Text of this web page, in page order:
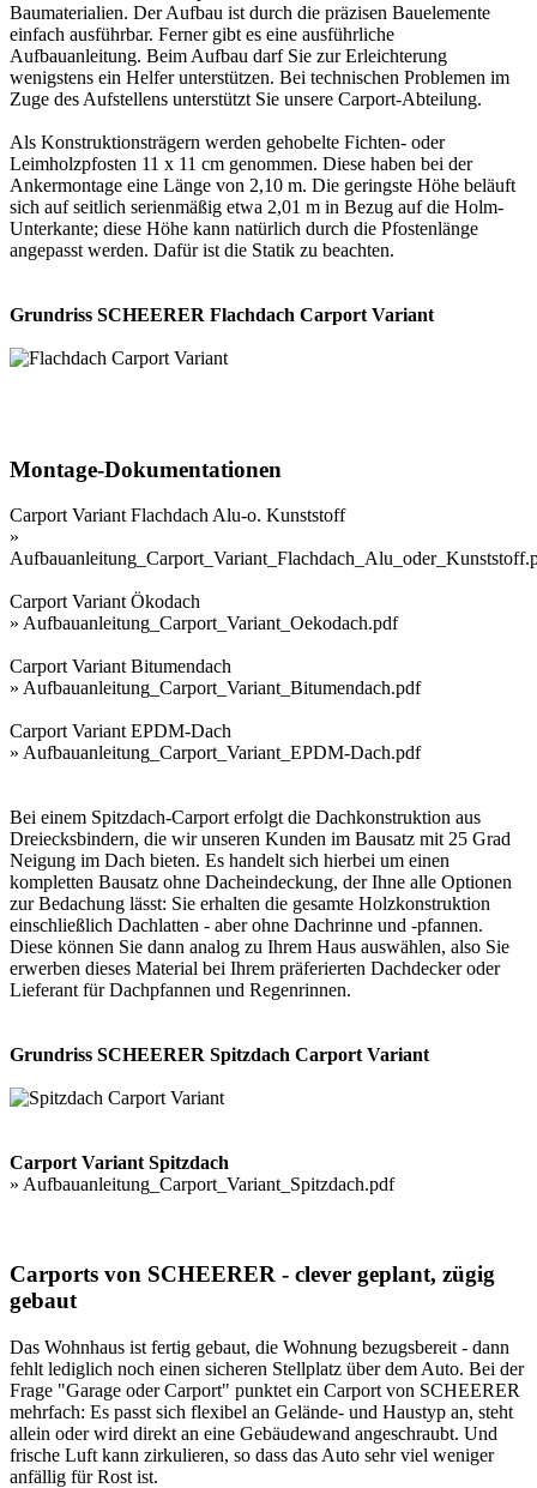
Baumaterialien. Der Aufbau ist durch die präzisen Bauelemente
einfach ausführbar. Ferner gibt es eine ausführliche
Aufbauanleitung. Beim Aufbau darf Sie zur Erleichterung
wenigstens ein Helfer unterstützen. Bei technischen Problemen im
Zuge des Aufstellens unterstützt Sie unsere Carport-Abteilung.
Als Konstruktionsträgern werden gehobelte Fichten- oder
Leimholzpfosten 11 x 11 cm genommen. Diese haben bei der
Ankermontage eine Länge von 2,10 m. Die geringste Höhe beläuft
sich auf seitlich serienmäßig etwa 2,01 m in Bezug auf die Holm-
Unterkante; diese Höhe kann natürlich durch die Pfostenlänge
angepasst werden. Dafür ist die Statik zu beachten.
Grundriss SCHEERER Flachdach Carport Variant
Montage-Dokumentationen
Carport Variant Flachdach Alu-o. Kunststoff
»
Carport Variant Ökodach
» Aufbauanleitung_Carport_Variant_Oekodach.pdf
Carport Variant Bitumendach
» Aufbauanleitung_Carport_Variant_Bitumendach.pdf
Carport Variant EPDM-Dach
» Aufbauanleitung_Carport_Variant_EPDM-Dach.pdf
Bei einem Spitzdach-Carport erfolgt die Dachkonstruktion aus
Dreiecksbindern, die wir unseren Kunden im Bausatz mit 25 Grad
Neigung im Dach bieten. Es handelt sich hierbei um einen
kompletten Bausatz ohne Dacheindeckung, der Ihne alle Optionen
zur Bedachung lässt: Sie erhalten die gesamte Holzkonstruktion
einschließlich Dachlatten - aber ohne Dachrinne und -pfannen.
Diese können Sie dann analog zu Ihrem Haus auswählen, also Sie
erwerben dieses Material bei Ihrem präferierten Dachdecker oder
Lieferant für Dachpfannen und Regenrinnen.
Grundriss SCHEERER Spitzdach Carport Variant
Carport Variant Spitzdach
» Aufbauanleitung_Carport_Variant_Spitzdach.pdf
Carports von SCHEERER - clever geplant, zügig
gebaut
Das Wohnhaus ist fertig gebaut, die Wohnung bezugsbereit - dann
fehlt lediglich noch einen sicheren Stellplatz über dem Auto. Bei der
Frage "Garage oder Carport" punktet ein Carport von SCHEERER
mehrfach: Es passt sich flexibel an Gelände- und Haustyp an, steht
allein oder wird direkt an eine Gebäudewand angeschraubt. Und
frische Luft kann zirkulieren, so dass das Auto sehr viel weniger
anfällig für Rost ist.